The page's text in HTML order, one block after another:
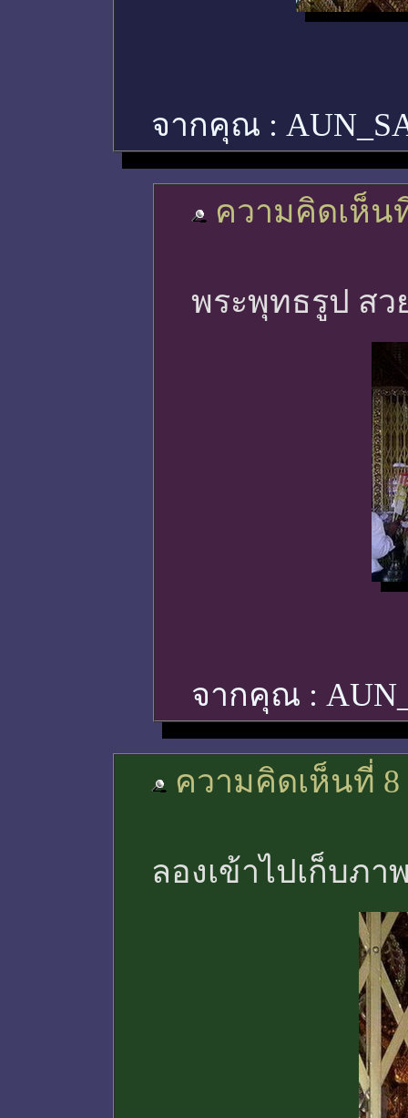
จากคุณ :
ความคิดเห็น
พระพุทธรูป สว
จากคุณ :
ความคิดเห็นที่ 8
ลองเข้าไปเก็บภ